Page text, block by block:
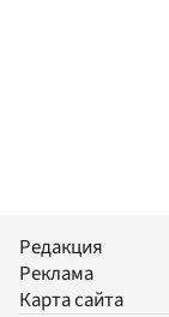
Редакция
Реклама
Карта сайта